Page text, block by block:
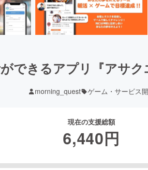
できるアプリ『アサク
morning_quest ゲーム・サービス
現在の支援総額
6,440円